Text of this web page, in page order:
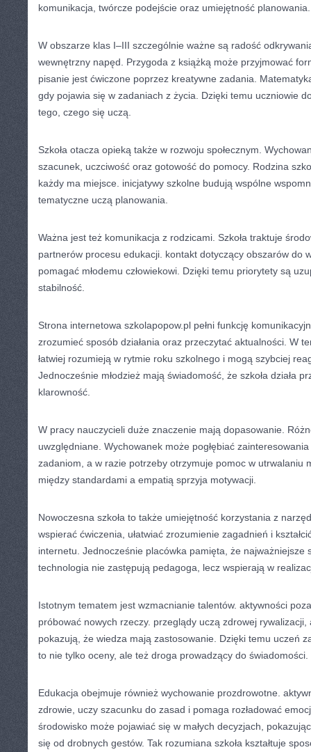
komunikacja, twórcze podejście oraz umiejętność planowania.
W obszarze klas I–III szczególnie ważne są radość
wewnętrzny napęd. Przygoda z książką może przyjmować
pisanie jest ćwiczone poprzez kreatywne zadania.
gdy pojawia się w zadaniach z życia. Dzięki temu uczniowie
tego, czego się uczą.
Szkoła otacza opieką także w rozwoju społecznym.
szacunek, uczciwość oraz gotowość do pomocy. Rodzina
każdy ma miejsce. inicjatywy szkolne budują wspólne
tematyczne uczą planowania.
Ważna jest też komunikacja z rodzicami. Szkoła traktuje
partnerów procesu edukacji. kontakt dotyczący obszarów do
pomagać młodemu człowiekowi. Dzięki temu priorytety są
stabilność.
Strona internetowa szkolapopow.pl pełni funkcję
zrozumieć sposób działania oraz przeczytać aktualności. W
łatwiej rozumieją w rytmie roku szkolnego i mogą szybciej
Jednocześnie młodzież mają świadomość, że szkoła działa
klarowność.
W pracy nauczycieli duże znaczenie mają dopasowanie.
uwzględniane. Wychowanek może pogłębiać
zadaniom, a w razie potrzeby otrzymuje pomoc w utrwalaniu
między standardami a empatią sprzyja motywacji.
Nowoczesna szkoła to także umiejętność korzystania z
wspierać ćwiczenia, ułatwiać zrozumienie zagadnień i
internetu. Jednocześnie placówka pamięta, że najważniejsze
technologia nie zastępują pedagoga, lecz wspierają w
Istotnym tematem jest wzmacnianie talentów. aktywności
próbować nowych rzeczy. przeglądy uczą zdrowej rywalizacji,
pokazują, że wiedza mają zastosowanie. Dzięki temu uczeń
to nie tylko oceny, ale też droga prowadzący do świadomości.
Edukacja obejmuje również wychowanie prozdrowotne.
zdrowie, uczy szacunku do zasad i pomaga rozładować
środowisko może pojawiać się w małych decyzjach,
się od drobnych gestów. Tak rozumiana szkoła kształtuje